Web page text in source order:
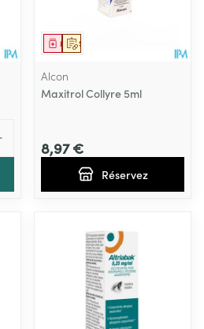
Sur prescription
Médicament
Alcon
Maxitrol Collyre 5ml
8,97 €
Réservez